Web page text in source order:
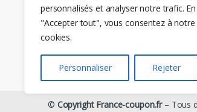
personnalisés et analyser notre trafic.
"Accepter tout", vous consentez à notre
cookies.
Personnaliser Rejeter
© Copyright France-coupon.fr– Tous